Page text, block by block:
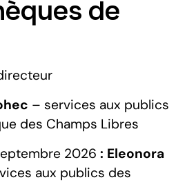
de
– services aux publics
des Champs Libres
2026 : Eleonora
aux publics des